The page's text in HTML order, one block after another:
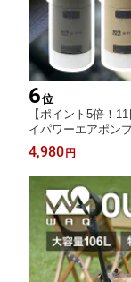
6位
【ポイント5倍！
イパワーエアポン
トドア マット 車
LEDランタン USB
4,980 円